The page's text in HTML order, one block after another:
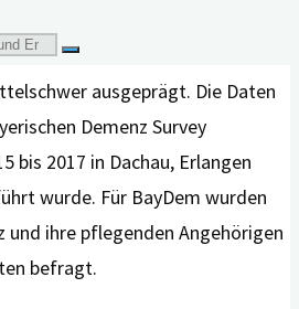
nicht Verstorbenen – war die
ausgeprägt. Die Daten
Demenz Survey
bis 2017 in Dachau, Erlangen
wurde. Für BayDem wurden
und ihre pflegenden Angehörigen
befragt.